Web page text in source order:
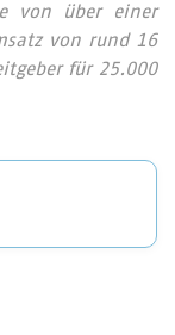
von über einer
von rund 16
für 25.000